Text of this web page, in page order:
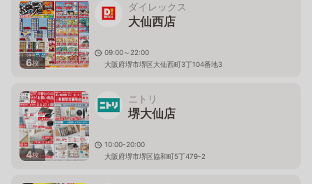
6枚
ダイレックス
大仙西店
09:00～22:00
大阪府堺市堺区大仙西町3丁104番地3
4枚
ニトリ
堺大仙店
10:00-20:00
大阪府堺市堺区協和町5丁479-2